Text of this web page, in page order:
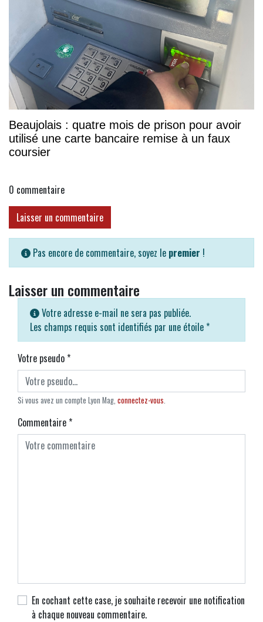
Beaujolais : quatre mois de prison pour avoir
utilisé une carte bancaire remise à un faux
coursier
0 commentaire
Laisser un commentaire
Pas encore de commentaire, soyez le premier !
Laisser un commentaire
Votre adresse e-mail ne sera pas publiée.
Les champs requis sont identifiés par une étoile *
Votre pseudo*
Si vous avez un compte Lyon Mag, connectez-vous.
Commentaire*
En cochant cette case, je souhaite recevoir une notification
à chaque nouveau commentaire.